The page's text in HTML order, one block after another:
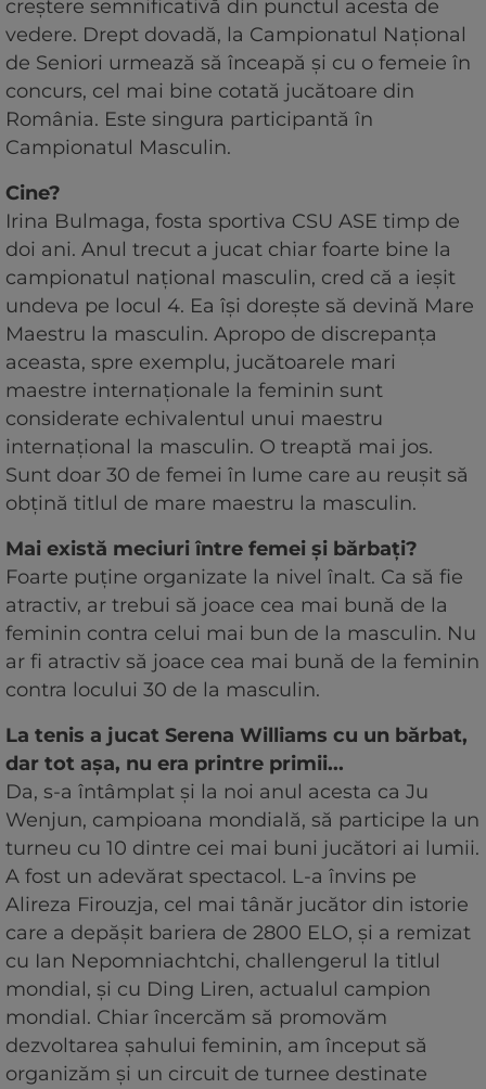
creștere semnificativă din punctul acesta de
vedere. Drept dovadă, la Campionatul Național
de Seniori urmează să înceapă și cu o femeie în
concurs, cel mai bine cotată jucătoare din
România. Este singura participantă în
Campionatul Masculin.
Cine?
Irina Bulmaga, fosta sportiva CSU ASE timp de
doi ani. Anul trecut a jucat chiar foarte bine la
campionatul național masculin, cred că a ieșit
undeva pe locul 4. Ea își dorește să devină Mare
Maestru la masculin. Apropo de discrepanța
aceasta, spre exemplu, jucătoarele mari
maestre internaționale la feminin sunt
considerate echivalentul unui maestru
internațional la masculin. O treaptă mai jos.
Sunt doar 30 de femei în lume care au reușit să
obțină titlul de mare maestru la masculin.
Mai există meciuri între femei și bărbați?
Foarte puține organizate la nivel înalt. Ca să fie
atractiv, ar trebui să joace cea mai bună de la
feminin contra celui mai bun de la masculin. Nu
ar fi atractiv să joace cea mai bună de la feminin
contra locului 30 de la masculin.
La tenis a jucat Serena Williams cu un bărbat,
dar tot așa, nu era printre primii...
Da, s-a întâmplat și la noi anul acesta ca Ju
Wenjun, campioana mondială, să participe la un
turneu cu 10 dintre cei mai buni jucători ai lumii.
A fost un adevărat spectacol. L-a învins pe
Alireza Firouzja, cel mai tânăr jucător din istorie
care a depășit bariera de 2800 ELO, și a remizat
cu Ian Nepomniachtchi, challengerul la titlul
mondial, și cu Ding Liren, actualul campion
mondial. Chiar încercăm să promovăm
dezvoltarea șahului feminin, am început să
organizăm și un circuit de turnee destinate